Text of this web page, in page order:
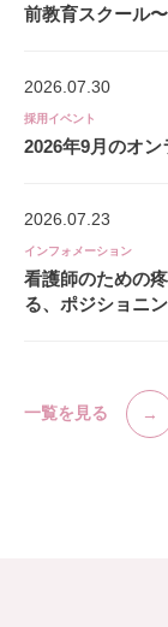
前教育スクール〜
2026.07.30
採用イベント
2026年9月のオン
2026.07.23
インフォメーション
看護師のための
る、ポジショニ
一覧を見る